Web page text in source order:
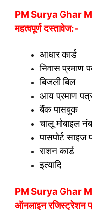
PM Surya Ghar
महत्वपूर्ण दस्तावेज:-
आधार कार्ड
निवास प्रमाण
बिजली बिल
आय प्रमाण
बैंक पासबुक
चालू मोबाइल
पासपोर्ट साइज
राशन कार्ड
इत्यादि
PM Surya Ghar
ऑनलाइन रजिस्ट्रेशन